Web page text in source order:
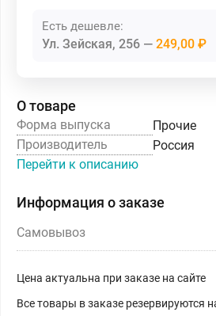
Есть дешевле:
Ул. Зейская, 256 249,00 ₽
О товаре
Форма выпуска
Прочие
Производитель
Россия
Перейти к описанию
Информация о заказе
Самовывоз
Цена актуальна при заказе на сайте
Все товары в заказе резервируются